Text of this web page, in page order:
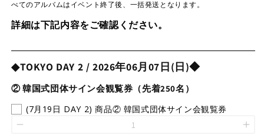
べてのアルバムはイベント終了後、一括発送となります。
詳細は下記内容をご確認ください。
◆TOKYO DAY 2 / 2026年06月07日(日)◆
② 韓国式団体サイン会観覧券（先着250名）
(7月19日 DAY 2) 商品② 韓国式団体サイン会観覧券